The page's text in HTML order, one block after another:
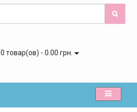
0 товар(ов) - 0.00 грн.